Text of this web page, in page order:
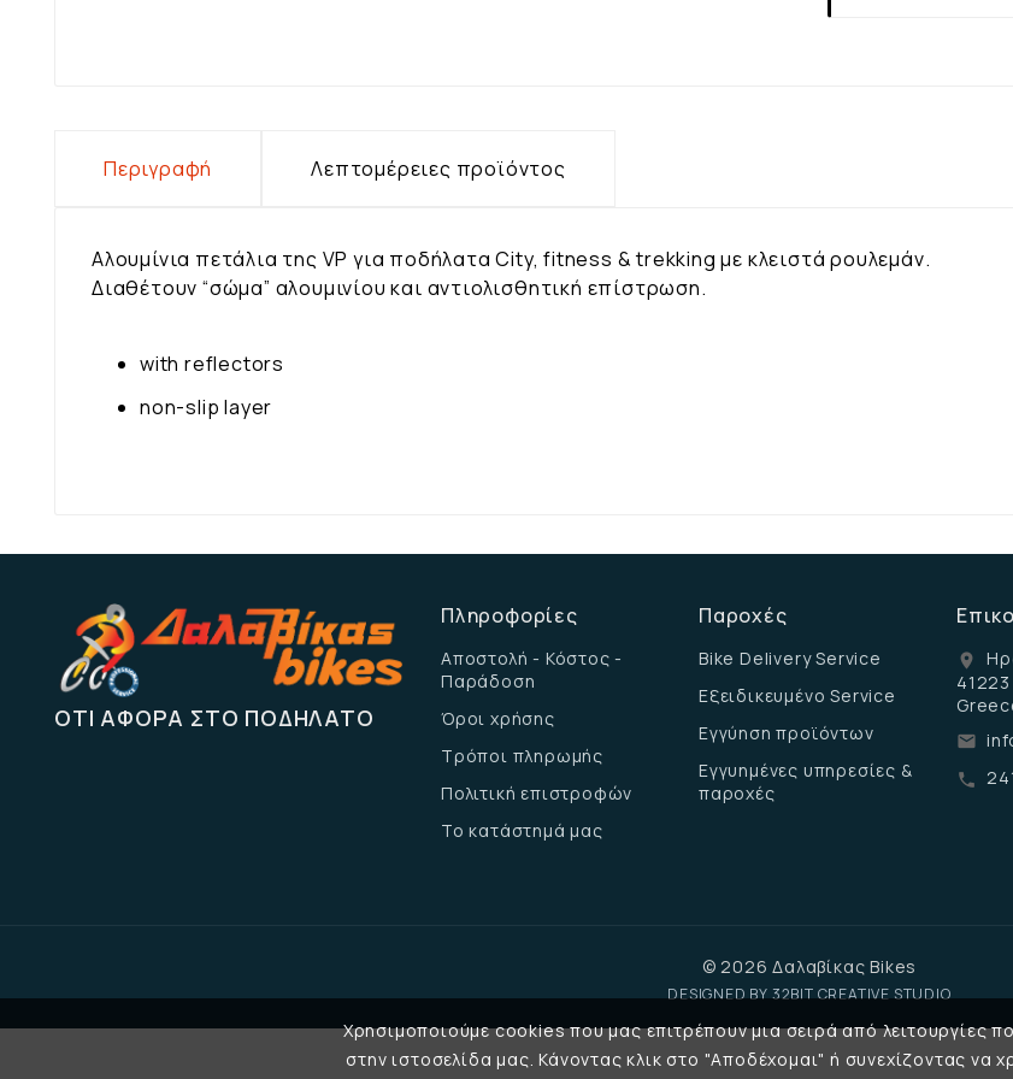
Χρησιμοποιούμε cookies που μας επιτρέπουν μια σειρά από λειτουργίες
στην ιστοσελίδα μας. Κάνοντας κλικ στο "Αποδέχομαι" ή συνεχίζοντας να
Περιγραφή Λεπτομέρειες προϊόντος
Αλουμίνια πετάλια της VP για ποδήλατα City, fitness & trekking με κλειστά ρουλεμάν.
Διαθέτουν “σώμα” αλουμινίου και αντιολισθητική επίστρωση.
with reflectors
non-slip layer
ΌΤΙ ΑΦΟΡΆ ΣΤΟ ΠΟΔΉΛΑΤΟ
Πληροφορίες
Αποστολή - Κόστος -
Παράδοση
Όροι χρήσης
Τρόποι πληρωμής
Πολιτική επιστροφών
Το κατάστημά μας
Παροχές
Bike Delivery Service
Εξειδικευμένο Service
Εγγύηση προϊόντων
Εγγυημένες υπηρεσίες &
παροχές
location_on
email
call
© 2026 Δαλαβίκας Bikes
DESIGNED BY32BIT CREATIVE STUDIO